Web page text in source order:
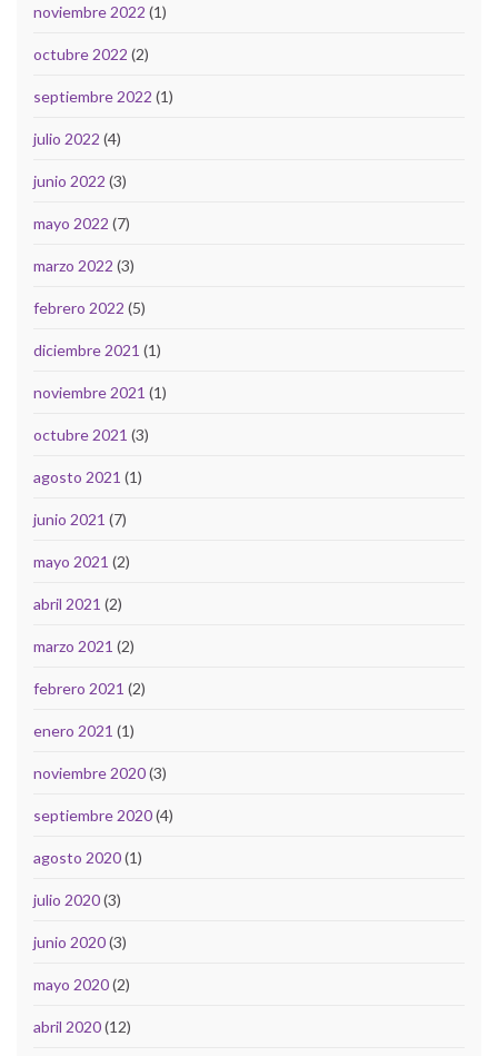
noviembre 2022 (1)
octubre 2022 (2)
septiembre 2022 (1)
julio 2022 (4)
junio 2022 (3)
mayo 2022 (7)
marzo 2022 (3)
febrero 2022 (5)
diciembre 2021 (1)
noviembre 2021 (1)
octubre 2021 (3)
agosto 2021 (1)
junio 2021 (7)
mayo 2021 (2)
abril 2021 (2)
marzo 2021 (2)
febrero 2021 (2)
enero 2021 (1)
noviembre 2020(3)
septiembre 2020(4)
agosto 2020(1)
julio 2020(3)
junio 2020(3)
mayo 2020(2)
abril 2020(12)